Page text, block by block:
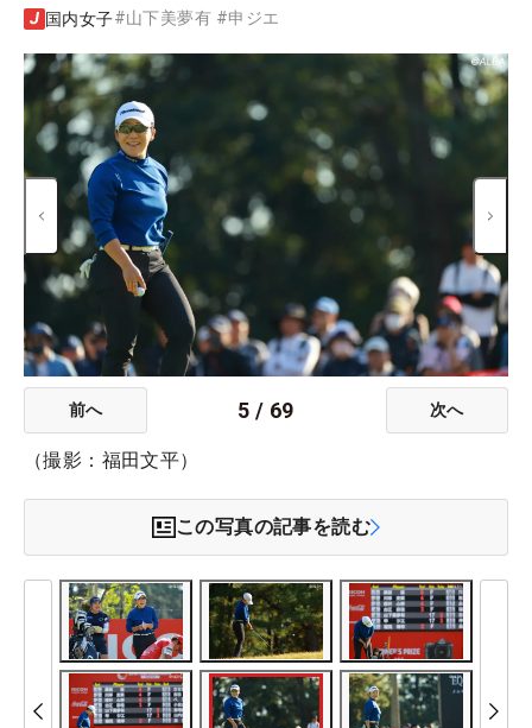
国内女子#山下美夢有 #申ジエ
前へ 5 / 69 次へ
（撮影：福田文平）
この写真の記事を読む